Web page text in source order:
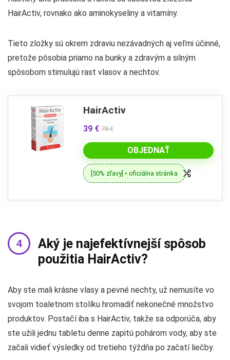
HairActiv, rovnako ako aminokyseliny a vitamíny.
Tieto zložky sú okrem zdraviu nezávadných aj veľmi účinné,
pretože pôsobia priamo na bunky a zdravým a silným
spôsobom stimulujú rast vlasov a nechtov.
HairActiv
39 € 78 €
OBJEDNAŤ
[50% zľavy] • oficiálna stránka
Aký je najefektívnejší spôsob
použitia HairActiv?
Aby ste mali krásne vlasy a pevné nechty, už nemusíte vo
svojom toaletnom stolíku hromadiť nekonečné množstvo
produktov. Postačí iba s HairActiv, takže sa odporúča, aby
ste užili jednu tabletu denne zapitú pohárom vody, aby ste
začali vidieť výsledky od tretieho týždňa po začatí liečby.